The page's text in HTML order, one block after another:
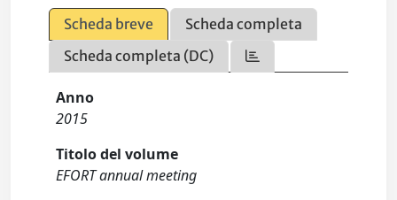
Scheda breve
Scheda completa
Scheda completa (DC)
Anno
2015
Titolo del volume
EFORT annual meeting